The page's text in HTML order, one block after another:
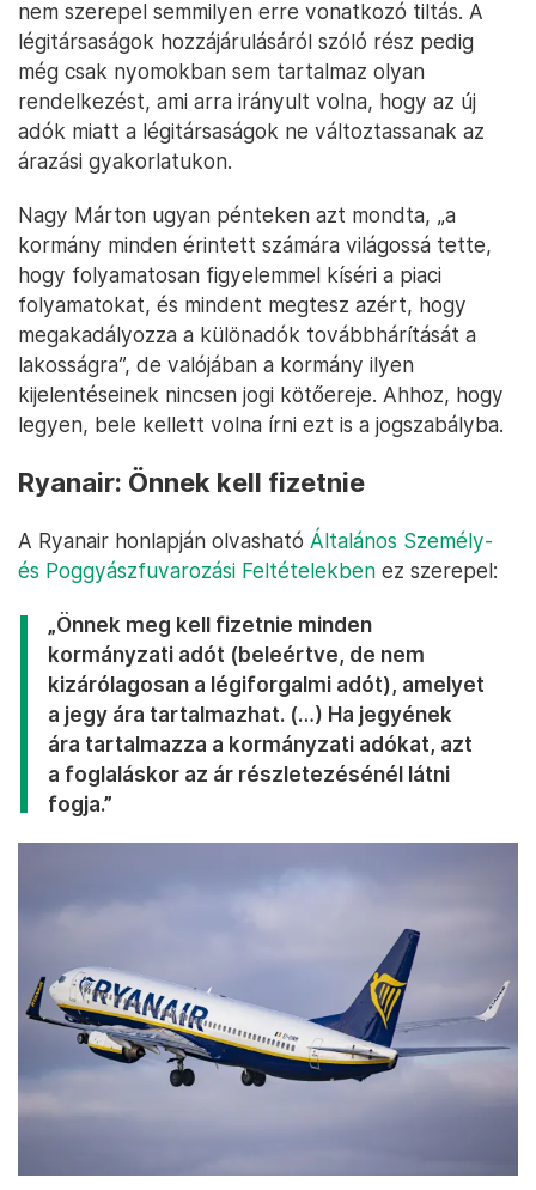
nem szerepel semmilyen erre vonatkozó tiltás. A
légitársaságok hozzájárulásáról szóló rész pedig
még csak nyomokban sem tartalmaz olyan
rendelkezést, ami arra irányult volna, hogy az új
adók miatt a légitársaságok ne változtassanak az
árazási gyakorlatukon.
Nagy Márton ugyan pénteken azt mondta, „a
kormány minden érintett számára világossá tette,
hogy folyamatosan figyelemmel kíséri a piaci
folyamatokat, és mindent megtesz azért, hogy
megakadályozza a különadók továbbhárítását a
lakosságra”, de valójában a kormány ilyen
kijelentéseinek nincsen jogi kötőereje. Ahhoz, hogy
legyen, bele kellett volna írni ezt is a jogszabályba.
Ryanair: Önnek kell fizetnie
A Ryanair honlapján olvasható Általános Személy-
és Poggyászfuvarozási Feltételekben ez szerepel:
„Önnek meg kell fizetnie minden
kormányzati adót (beleértve, de nem
kizárólagosan a légiforgalmi adót), amelyet
a jegy ára tartalmazhat. (…) Ha jegyének
ára tartalmazza a kormányzati adókat, azt
a foglaláskor az ár részletezésénél látni
fogja.”